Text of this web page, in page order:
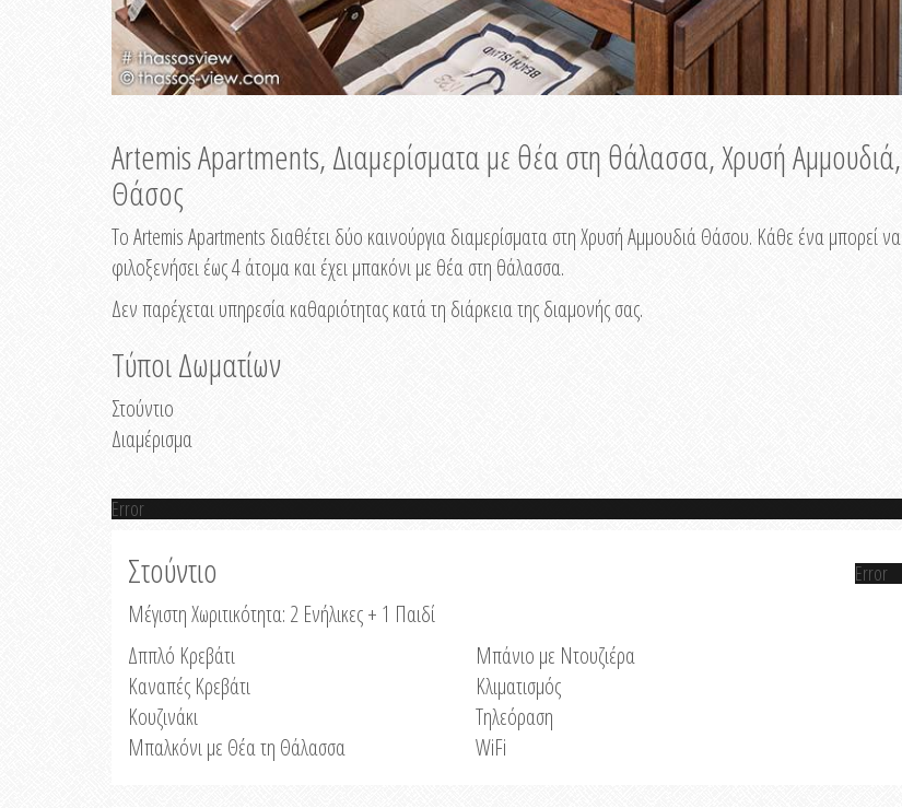
Artemis Apartments, Διαμερίσματα με θέα στη θάλασσα, Χρυσή Αμμουδιά,
Θάσος
Το Artemis Apartments διαθέτει δύο καινούργια διαμερίσματα στη Χρυσή Αμμουδιά Θάσου. Κάθε ένα μπορεί να
φιλοξενήσει έως 4 άτομα και έχει μπακόνι με θέα στη θάλασσα.
Δεν παρέχεται υπηρεσία καθαριότητας κατά τη διάρκεια της διαμονής σας.
Τύποι Δωματίων
Στούντιο
Διαμέρισμα
Error
Στούντιο
Μέγιστη Χωριτικότητα: 2 Ενήλικες + 1 Παιδί
Δππλό Κρεβάτι
Καναπές Κρεβάτι
Κουζινάκι
Μπαλκόνι με Θέα τη Θάλασσα
Μπάνιο με Ντουζιέρα
Κλιματισμός
Τηλεόραση
WiFi
Error